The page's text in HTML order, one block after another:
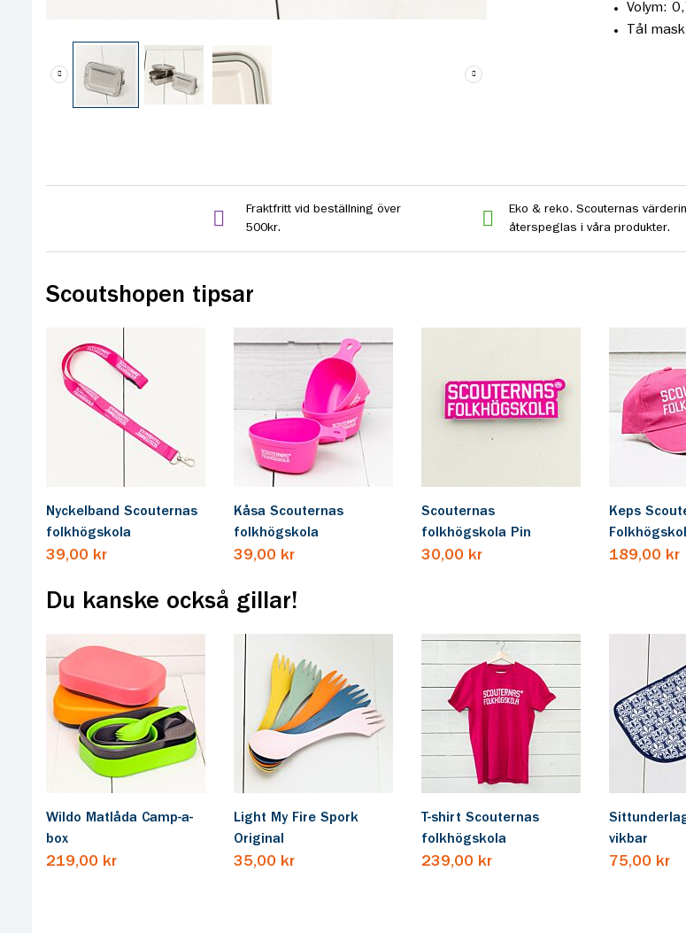
Volym:
Tål
Fraktfritt vid beställning över
500kr.
Eko & reko. Scouternas
återspeglas i våra produkter.
Scoutshopen tipsar
Nyckelband Scouternas
folkhögskola
39,00 kr
Kåsa Scouternas
folkhögskola
39,00 kr
Scouternas
folkhögskola Pin
30,00 kr
Keps
189,00 kr
Du kanske också gillar!
Wildo Matlåda Camp-a-
box
219,00 kr
Light My Fire Spork
Original
35,00 kr
T-shirt Scouternas
folkhögskola
239,00 kr
vikbar
75,00 kr